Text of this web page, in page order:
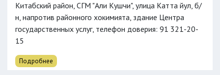
Китабский район, СГМ "Али Кушчи", улица Катта йул, б/
н, напротив районного хокимията, здание Центра
государственных услуг, телефон доверия: 91 321-20-
15
Подробнее